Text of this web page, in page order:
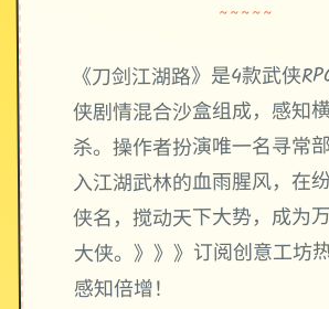
~~~~~
《刀剑江湖路》是4款武侠
侠剧情混合沙盒组成，感知
杀。操作者扮演唯一名寻常
入江湖武林的血雨腥风，在
侠名，搅动天下大势，成为
大侠。》》》订阅创意工坊
感知倍增！